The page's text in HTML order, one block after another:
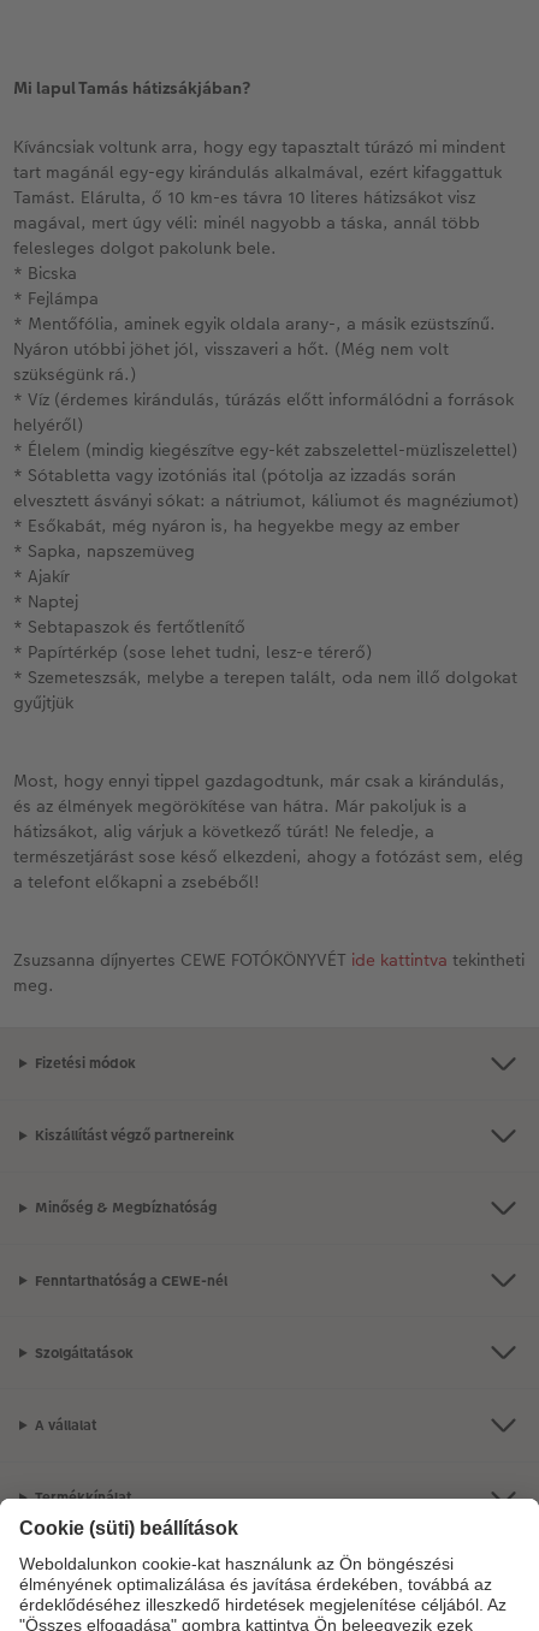
Mi lapul Tamás hátizsákjában?
Kíváncsiak voltunk arra, hogy egy tapasztalt túrázó mi mindent
tart magánál egy-egy kirándulás alkalmával, ezért kifaggattuk
Tamást. Elárulta, ő 10 km-es távra 10 literes hátizsákot visz
magával, mert úgy véli: minél nagyobb a táska, annál több
felesleges dolgot pakolunk bele.
* Bicska
* Fejlámpa
* Mentőfólia, aminek egyik oldala arany-, a másik ezüstszínű.
Nyáron utóbbi jöhet jól, visszaveri a hőt. (Még nem volt
szükségünk rá.)
* Víz (érdemes kirándulás, túrázás előtt informálódni a források
helyéről)
* Élelem (mindig kiegészítve egy-két zabszelettel-müzliszelettel)
* Sótabletta vagy izotóniás ital (pótolja az izzadás során
elvesztett ásványi sókat: a nátriumot, káliumot és magnéziumot)
* Esőkabát, még nyáron is, ha hegyekbe megy az ember
* Sapka, napszemüveg
* Ajakír
* Naptej
* Sebtapaszok és fertőtlenítő
* Papírtérkép (sose lehet tudni, lesz-e térerő)
* Szemeteszsák, melybe a terepen talált, oda nem illő dolgokat
gyűjtjük
Most, hogy ennyi tippel gazdagodtunk, már csak a kirándulás,
és az élmények megörökítése van hátra. Már pakoljuk is a
hátizsákot, alig várjuk a következő túrát! Ne feledje, a
természetjárást sose késő elkezdeni, ahogy a fotózást sem, elég
a telefont előkapni a zsebéből!
Zsuzsanna díjnyertes CEWE FOTÓKÖNYVÉT ide kattintva tekintheti
meg.
Fizetési módok
Kiszállítást végző partnereink
Minőség & Megbízhatóság
Fenntarthatóság a CEWE-nél
Szolgáltatások
A vállalat
Termékkínálat
CEWE Fotóvilág